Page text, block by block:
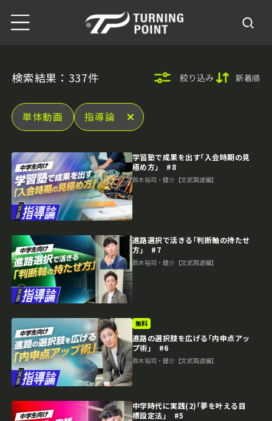
検索結果：337件 絞り込み 新着順
単体動画 指導論
学習塾で成果を出す｢入会時期の見
極め方｣ #8
鈴木裕司・健介【文武両道編】
進路選択で活きる｢判断軸の持たせ
方｣ #7
鈴木裕司・健介【文武両道編】
無料
進路の選択肢を広げる｢内申点アッ
プ術｣ #6
鈴木裕司・健介【文武両道編】
中学時代に実践(2)｢夢を叶える目
標設定法｣ #5